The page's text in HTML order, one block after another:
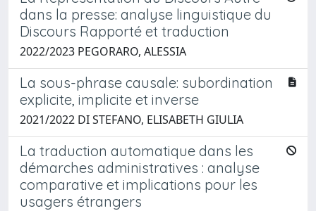
dans la presse: analyse linguistique du
Discours Rapporté et traduction
2022/2023 PEGORARO, ALESSIA
La sous-phrase causale: subordination
explicite, implicite et inverse
2021/2022 DI STEFANO, ELISABETH GIULIA
La traduction automatique dans les
démarches administratives : analyse
comparative et implications pour les
usagers étrangers